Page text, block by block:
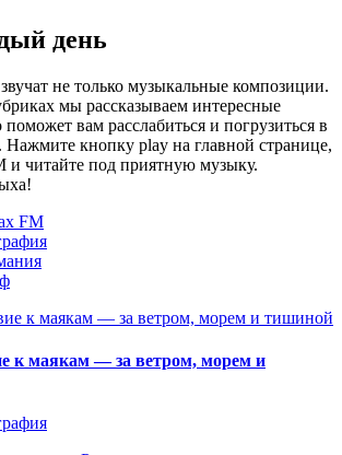
день
не только музыкальные композиции.
мы рассказываем интересные
вам расслабиться и погрузиться в
Нажмите кнопку play на главной странице,
и читайте под приятную музыку.
FM
к маякам — за ветром, морем и